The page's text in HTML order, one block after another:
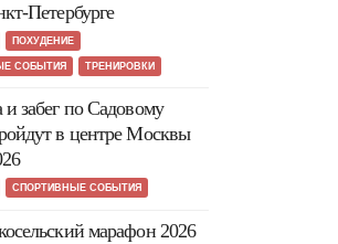
Петербурге
ПОХУДЕНИЕ
СОБЫТИЯ ТРЕНИРОВКИ
и забег по Садовому
в центре Москвы
СПОРТИВНЫЕ СОБЫТИЯ
марафон 2026